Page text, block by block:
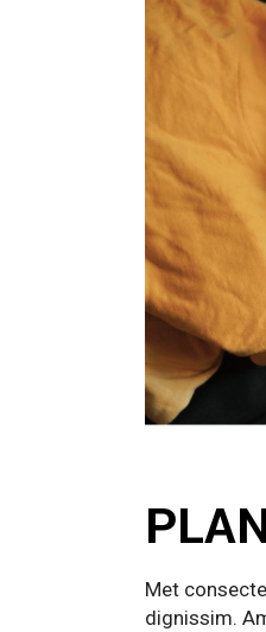
Met
dignissim.